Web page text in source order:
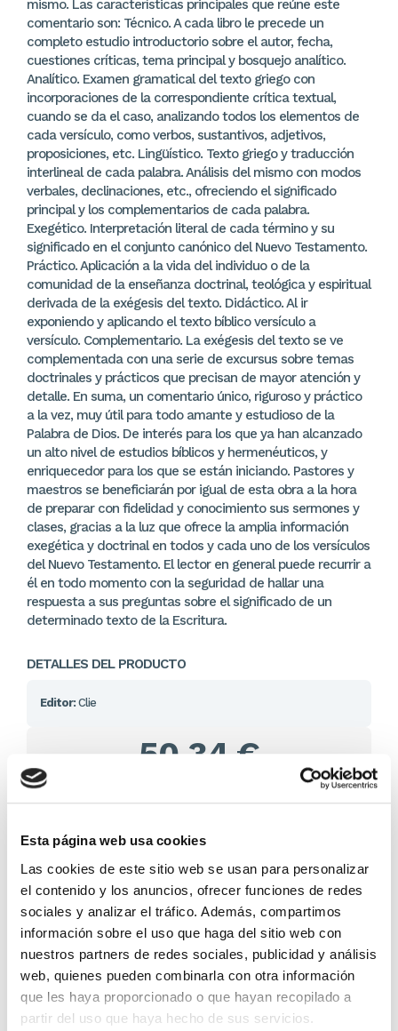
Esta página web usa cookies
Las cookies de este sitio web se usan para personalizar
el contenido y los anuncios, ofrecer funciones de redes
sociales y analizar el tráfico. Además, compartimos
información sobre el uso que haga del sitio web con
nuestros partners de redes sociales, publicidad y análisis
web, quienes pueden combinarla con otra información
que les haya proporcionado o que hayan recopilado a
partir del uso que haya hecho de sus servicios.
mismo. Las características principales que reúne este
comentario son: Técnico. A cada libro le precede un
completo estudio introductorio sobre el autor, fecha,
cuestiones críticas, tema principal y bosquejo analítico.
Analítico. Examen gramatical del texto griego con
incorporaciones de la correspondiente crítica textual,
cuando se da el caso, analizando todos los elementos de
cada versículo, como verbos, sustantivos, adjetivos,
proposiciones, etc. Lingüístico. Texto griego y traducción
interlineal de cada palabra. Análisis del mismo con modos
verbales, declinaciones, etc., ofreciendo el significado
principal y los complementarios de cada palabra.
Exegético. Interpretación literal de cada término y su
significado en el conjunto canónico del Nuevo Testamento.
Práctico. Aplicación a la vida del individuo o de la
comunidad de la enseñanza doctrinal, teológica y espiritual
derivada de la exégesis del texto. Didáctico. Al ir
exponiendo y aplicando el texto bíblico versículo a
versículo. Complementario. La exégesis del texto se ve
complementada con una serie de excursus sobre temas
doctrinales y prácticos que precisan de mayor atención y
detalle. En suma, un comentario único, riguroso y práctico
a la vez, muy útil para todo amante y estudioso de la
Palabra de Dios. De interés para los que ya han alcanzado
un alto nivel de estudios bíblicos y hermenéuticos, y
enriquecedor para los que se están iniciando. Pastores y
maestros se beneficiarán por igual de esta obra a la hora
de preparar con fidelidad y conocimiento sus sermones y
clases, gracias a la luz que ofrece la amplia información
exegética y doctrinal en todos y cada uno de los versículos
del Nuevo Testamento. El lector en general puede recurrir a
él en todo momento con la seguridad de hallar una
respuesta a sus preguntas sobre el significado de un
determinado texto de la Escritura.
DETALLES DEL PRODUCTO
Editor: Clie
50,34 €
Ahorras: 2,65 € (5%)
En stock(1 unidad)
*Ver condiciones de envío
Comprar ahora
Importante:Envío gratis a Península en pedidos de + 30€
(SIN IVA)